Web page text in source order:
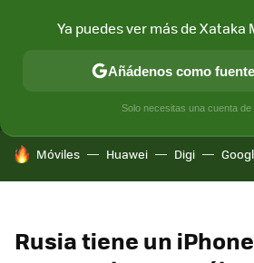
MÓVIL Y SOCIEDAD
HOY SE HABLA DE
Móviles Huawei Digi
Rusia tiene un
Ya puedes ver más de Xataka
Añádenos como
Solo necesitas una cuenta de